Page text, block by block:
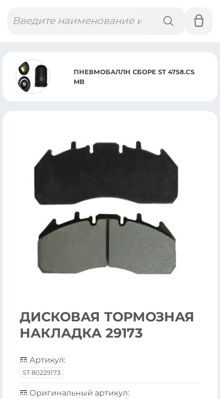
товаров
ПНЕВМОБАЛЛН СБОРЕ ST 4758.CS
MB
ДИСКОВАЯ ТОРМОЗНАЯ
НАКЛАДКА 29173
Артикул:
ST 80229173
Оригинальный артикул: